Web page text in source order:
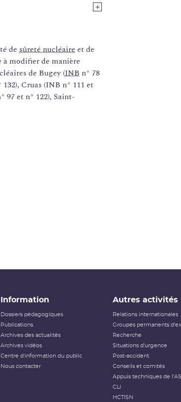
de sûreté nucléaire et de
modifier de manière
de Bugey (INB n° 78
Cruas (INB n° 111 et
97 et n° 122), Saint-
Information
Dossiers pédagogiques
Publications
Archives des actualités
Archives vidéos
Centre d'information du public
Nous contacter
Autres activités
Relations internationales
Groupes permanents
Recherche
Situations d'urgence
Post-accident
Conseils et comités
Appuis techniques de
CLI
HCTISN